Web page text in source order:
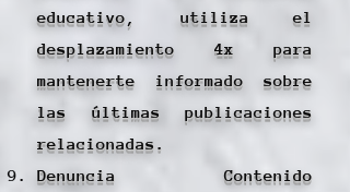
educativo, utiliza el
desplazamiento 4x para
mantenerte informado sobre
las últimas publicaciones
relacionadas.
Denuncia Contenido